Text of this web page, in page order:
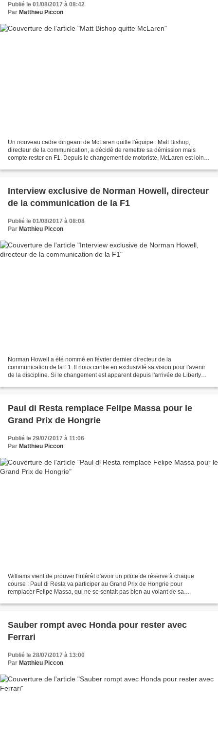
Publié le 01/08/2017 à 08:42
Par Matthieu Piccon
Un nouveau cadre dirigeant de McLaren quitte l'équipe : Matt Bishop,
directeur de la communication, a décidé de remettre sa démission mais
compte rester en F1. Depuis le changement de motoriste, McLaren est loin
Interview exclusive de Norman Howell, directeur
de la communication de la F1
Publié le 01/08/2017 à 08:08
Par Matthieu Piccon
Norman Howell a été nommé en février dernier directeur de la
communication de la F1. Il nous confie en exclusivité sa vision pour l'avenir
de la discipline. Si le changement est apparent depuis l'arrivée de Liberty
Paul di Resta remplace Felipe Massa pour le
Grand Prix de Hongrie
Publié le 29/07/2017 à 11:06
Par Matthieu Piccon
Williams vient de prouver l'intérêt d'avoir un pilote de réserve à chaque
course : Paul di Resta va participer au Grand Prix de Hongrie pour
remplacer Felipe Massa, qui ne se sentait pas bien au volant de sa
Sauber rompt avec Honda pour rester avec
Ferrari
Publié le 28/07/2017 à 13:00
Par Matthieu Piccon